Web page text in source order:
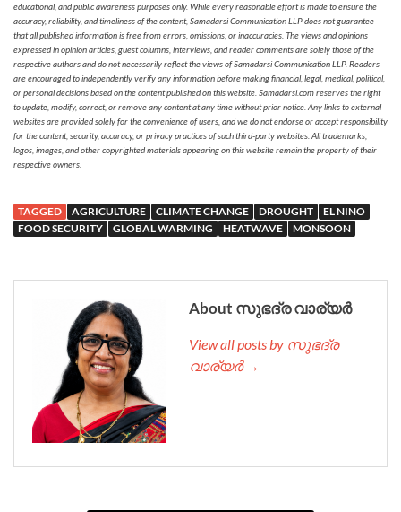
educational, and public awareness purposes only. While every reasonable effort is made to ensure the
accuracy, reliability, and timeliness of the content, Samadarsi Communication LLP does not guarantee
that all published information is free from errors, omissions, or inaccuracies. The views and opinions
expressed in opinion articles, guest columns, interviews, and reader comments are solely those of the
respective authors and do not necessarily reflect the views of Samadarsi Communication LLP. Readers
are encouraged to independently verify any information before making financial, legal, medical, political,
or personal decisions based on the content published on this website. Samadarsi.com reserves the right
to update, modify, correct, or remove any content at any time without prior notice. Any links to external
websites are provided solely for the convenience of users, and we do not endorse or accept responsibility
for the content, security, accuracy, or privacy practices of such third-party websites. All trademarks,
logos, images, and other copyrighted materials appearing on this website remain the property of their
respective owners.
TAGGED AGRICULTURE CLIMATE CHANGE DROUGHT
EL NINO
FOOD SECURITY
GLOBAL WARMING HEATWAVE MONSOON
About സുഭദ്ര വാര്യർ
View all posts by സുഭദ്ര
വാര്യർ →